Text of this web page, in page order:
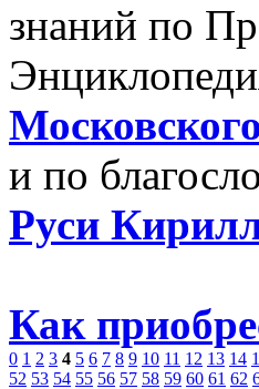
знаний по
и по
Руси
Как
0 1 2 3 4 5 6 7 8 9 10 11 12 13 14
52 53 54 55 56 57 58 59 60 61 62